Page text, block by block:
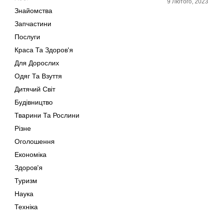
Знайомства
Запчастини
Послуги
Краса Та Здоров'я
Для Дорослих
Одяг Та Взуття
Дитячий Світ
Будівництво
Тварини Та Рослини
Різне
Оголошення
Економіка
Здоров'я
Туризм
Наука
Техніка
9 Лютого, 2023